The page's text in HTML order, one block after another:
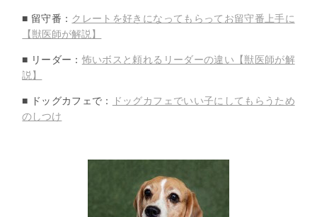
■ 留守番： クレートを好きになってもらってお留守番上手に
【獣医師が解説】
■ リーダー：怖いボスと頼れるリーダーの違い【獣医師が解
説】
■ ドッグカフェで：
ドッグカフェでいい子にしてもらうため
のしつけ